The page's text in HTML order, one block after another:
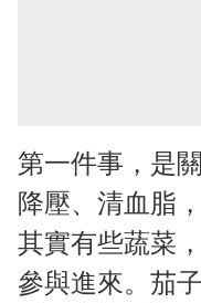
第一件事，是
降壓、清血脂
其實有些蔬菜
參與進來。茄